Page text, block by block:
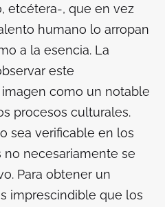
etcétera-, que en vez
humano lo arropan
a la esencia. La
este
como un notable
procesos culturales.
sea verificable en los
necesariamente se
Para obtener un
imprescindible que los